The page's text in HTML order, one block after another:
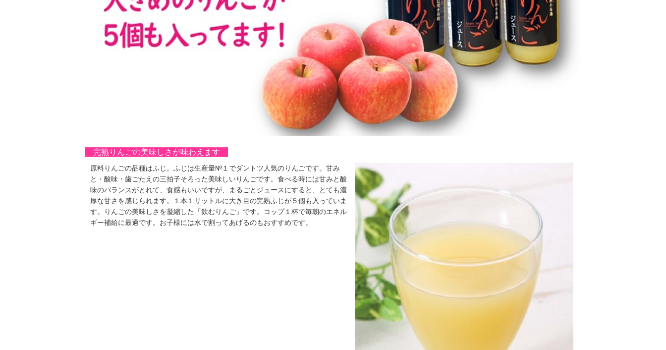
完熟りんごの美味しさが味わえます
原料りんごの品種はふじ。ふじは生産量№１でダントツ人気のりんごです。甘み
と・酸味・歯ごたえの三拍子そろった美味しいりんごです。食べる時には甘みと酸
味のバランスがとれて、食感もいいですが、まるごとジュースにすると、とても濃
厚な甘さを感じられます。１本１リットルに大き目の完熟ふじが５個も入っていま
す。りんごの美味しさを凝縮した「飲むりんご」です。コップ１杯で毎朝のエネル
ギー補給に最適です。お子様には水で割ってあげるのもおすすめです。